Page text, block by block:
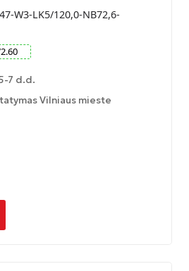
W3-LK5/120,0-NB72,6-
7 d.d.
Vilniaus mieste